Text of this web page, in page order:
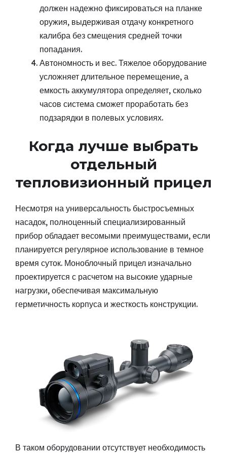
должен надежно фиксироваться на планке
оружия, выдерживая отдачу конкретного
калибра без смещения средней точки
попадания.
Автономность и вес. Тяжелое оборудование
усложняет длительное перемещение, а
емкость аккумулятора определяет, сколько
часов система сможет проработать без
подзарядки в полевых условиях.
Когда лучше выбрать
отдельный
тепловизионный прицел
Несмотря на универсальность быстросъемных
насадок, полноценный специализированный
прибор обладает весомыми преимуществами, если
планируется регулярное использование в темное
время суток. Моноблочный прицел изначально
проектируется с расчетом на высокие ударные
нагрузки, обеспечивая максимальную
герметичность корпуса и жесткость конструкции.
В таком оборудовании отсутствует необходимость